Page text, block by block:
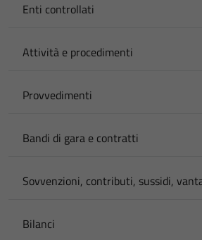
Enti controllati
Attività e procedimenti
Provvedimenti
Bandi di gara e contratti
Sovvenzioni, contributi, sussidi,
Bilanci